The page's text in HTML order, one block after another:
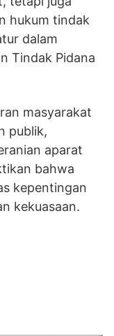
hukum tindak
dalam
Tindak Pidana
masyarakat
publik,
aparat
bahwa
kepentingan
kekuasaan.